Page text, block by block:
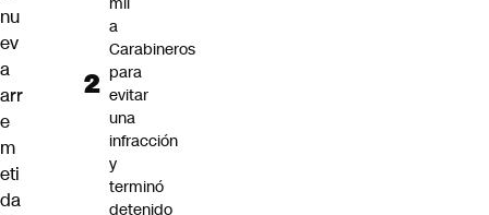
nu
ev
a
arr
e
m
eti
da
a
Carabineros
para
evitar
una
infracción
y
terminó
detenido